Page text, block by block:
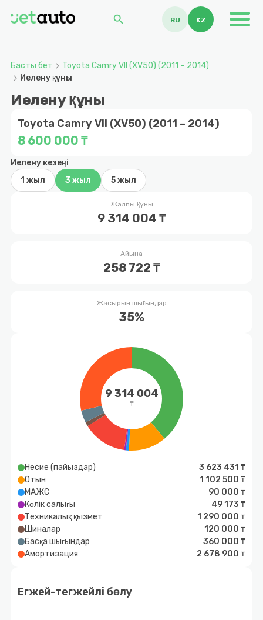
search RU KZ
Басты бет
Toyota Camry VII (XV50) (2011 – 2014)
Иелену құны
Иелену құны
Toyota Camry VII (XV50) (2011 – 2014)
8 600 000 ₸
Иелену кезеңі
1 жыл
3 жыл 5 жыл
Жалпы құны
9 314 004 ₸
Айына
258 722 ₸
Жасырын шығындар
35%
9 314 004
₸
Несие (пайыздар)
3 623 431 ₸
Отын
1 102 500 ₸
МАЖС
90 000 ₸
Көлік салығы
49 173 ₸
Техникалық қызмет
1 290 000 ₸
Шиналар
120 000 ₸
Басқа шығындар
360 000 ₸
Амортизация
2 678 900 ₸
Егжей-тегжейлі бөлу